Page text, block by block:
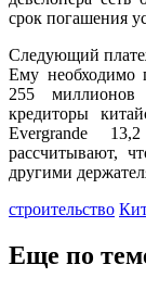
срок погашения
Следующий
Ему необходимо
255 миллионов
кредиторы
Evergrande
рассчитывают,
другими
строительство
Еще по